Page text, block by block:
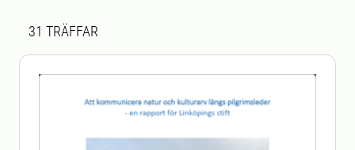
Sökresultat
31 TRÄFFAR